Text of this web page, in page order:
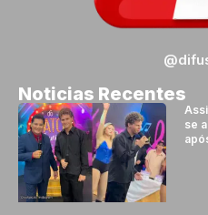
Noticias Recentes
se